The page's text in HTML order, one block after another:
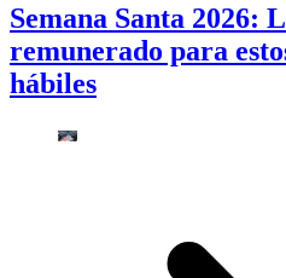
Semana Santa 2026:
remunerado para
hábiles